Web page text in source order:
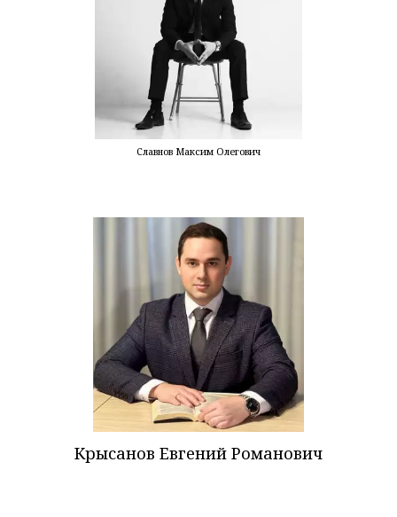
Славнов Максим Олегович
Крысанов Евгений Романович